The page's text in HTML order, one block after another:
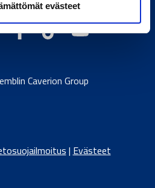
evästeet
Caverion Group
|Evästeet